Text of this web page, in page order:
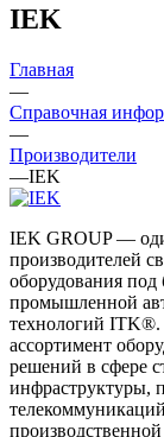
IEK
Главная
—
Справочная
—
Производители
—IEK
IEK GROUP —
производителей
оборудования
промышленной
технологий ITK®.
ассортимент
решений в сфере
инфраструктуры,